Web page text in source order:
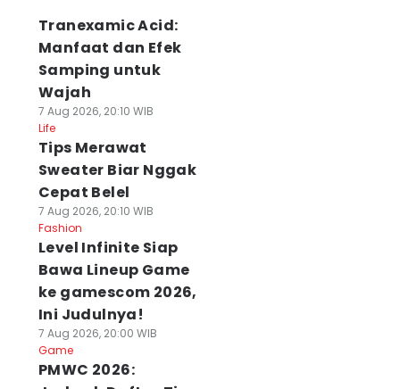
Tranexamic Acid:
Manfaat dan Efek
Samping untuk
Wajah
7 Aug 2026, 20:10 WIB
Life
Tips Merawat
Sweater Biar Nggak
Cepat Belel
7 Aug 2026, 20:10 WIB
Fashion
Level Infinite Siap
Bawa Lineup Game
ke gamescom 2026,
Ini Judulnya!
7 Aug 2026, 20:00 WIB
Game
PMWC 2026: